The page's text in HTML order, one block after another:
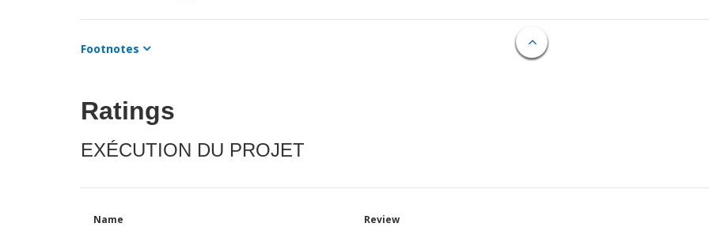
Footnotes
Ratings
EXÉCUTION DU PROJET
Name Review